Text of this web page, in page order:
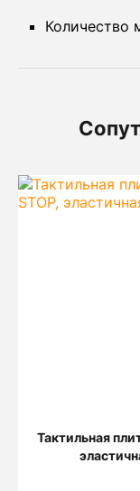
Количество
Тактильная